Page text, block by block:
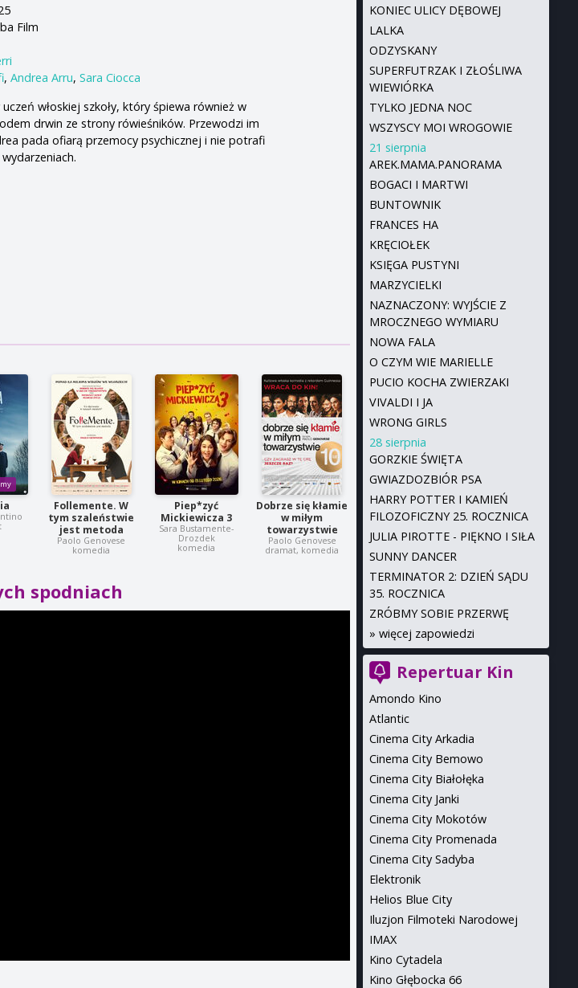
Film
,Andrea Arru,Sara Ciocca
włoskiej szkoły, który śpiewa również w
drwin ze strony rówieśników. Przewodzi im
pada ofiarą przemocy psychicznej i nie potrafi
Follemente. W
tym szaleństwie
jest metoda
Paolo Genovese
komedia
Piep*zyć
Mickiewicza 3
Sara Bustamente-
Drozdek
komedia
Dobrze się kłamie
w miłym
towarzystwie
Paolo Genovese
dramat, komedia
spodniach
KONIEC ULICY DĘBOWEJ
LALKA
ODZYSKANY
SUPERFUTRZAK I ZŁOŚLIWA
WIEWIÓRKA
TYLKO JEDNA NOC
WSZYSCY MOI WROGOWIE
21 sierpnia
AREK.MAMA.PANORAMA
BOGACI I MARTWI
BUNTOWNIK
FRANCES HA
KRĘCIOŁEK
KSIĘGA PUSTYNI
MARZYCIELKI
NAZNACZONY: WYJŚCIE Z
MROCZNEGO WYMIARU
NOWA FALA
O CZYM WIE MARIELLE
PUCIO KOCHA ZWIERZAKI
VIVALDI I JA
WRONG GIRLS
28 sierpnia
GORZKIE ŚWIĘTA
GWIAZDOZBIÓR PSA
HARRY POTTER I KAMIEŃ
FILOZOFICZNY 25. ROCZNICA
JULIA PIROTTE - PIĘKNO I SIŁA
SUNNY DANCER
TERMINATOR 2: DZIEŃ SĄDU
35. ROCZNICA
ZRÓBMY SOBIE PRZERWĘ
» więcej zapowiedzi
Repertuar Kin
Amondo Kino
Atlantic
Cinema City Arkadia
Cinema City Bemowo
Cinema City Białołęka
Cinema City Janki
Cinema City Mokotów
Cinema City Promenada
Cinema City Sadyba
Elektronik
Helios Blue City
Iluzjon Filmoteki Narodowej
IMAX
Kino Cytadela
Kino Głębocka 66